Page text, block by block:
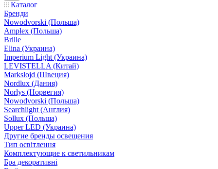
Каталог
Бренди
Nowodvorski (Польша)
Amplex (Польша)
Brille
Elina (Украина)
Imperium Light (Украина)
LEVISTELLA (Китай)
Markslojd (Швеция)
Nordlux (Дания)
Norlys (Норвегия)
Nowodvorski (Польша)
Searchlight (Англия)
Sollux (Польша)
Upper LED (Украина)
Другие бренды освещения
Тип освітлення
Комплектующие к светильникам
Бра декоративні